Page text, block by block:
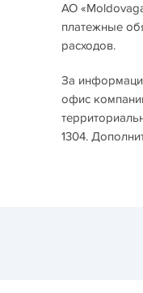
АО
платежные
расходов.
За
офис
1304.